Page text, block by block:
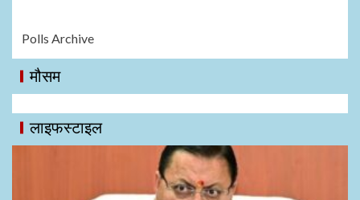
Polls Archive
मौसम
लाइफस्टाइल